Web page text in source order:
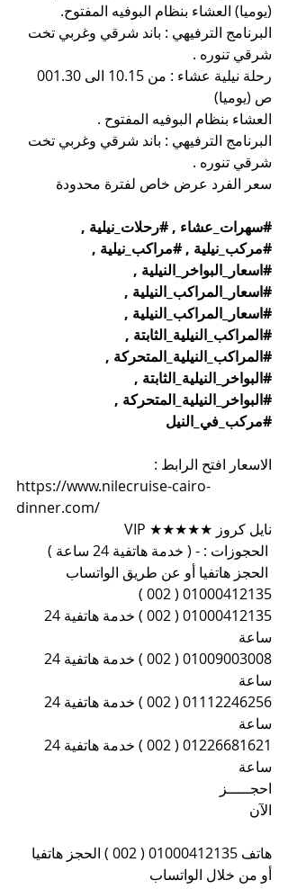
(يوميا) العشاء بنظام البوفيه المفتوح.
البرنامج الترفيهي : باند شرقي وغربي تخت
شرقي تنوره .
ص (يوميا)
العشاء بنظام البوفيه المفتوح .
البرنامج الترفيهي : باند شرقي وغربي تخت
شرقي تنوره .
سعر الفرد عرض خاص لفترة محدودة
#سهرات_عشاء , #رحلات_نيلية ,
#مركب_نيلية , #مراكب_نيلية ,
#اسعار_البواخر_النيلية ,
#اسعار_المراكب_النيلية ,
#اسعار_المراكب_النيلية ,
#المراكب_النيلية_الثابتة ,
#المراكب_النيلية_المتحركة ,
#البواخر_النيلية_الثابتة ,
#البواخر_النيلية_المتحركة ,
#مركب_في_النيل
الاسعار افتح الرابط :
https://www.nilecruise-cairo-
dinner.com/
نايل كروز ★★★★★ VIP
الحجوزات : - ( خدمة هاتفية 24 ساعة )
الحجز هاتفيا أو عن طريق الواتساب
01000412135 ( 002 )
ساعة
ساعة
ساعة
ساعة
احجـــــز
الآن
هاتف 01000412135 ( 002 ) الحجز هاتفيا
أو من خلال الواتساب